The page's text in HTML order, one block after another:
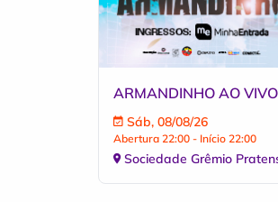
Sáb, 08/08/26
Abertura 22:00 - Início 22:00
Sociedade Grêmio